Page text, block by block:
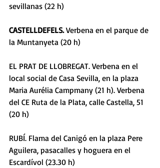
sevillanas (22 h)
CASTELLDEFELS. Verbena en el parque de
la Muntanyeta (20 h)
EL PRAT DE LLOBREGAT. Verbena en el
local social de Casa Sevilla, en la plaza
Maria Aurélia Campmany (21 h). Verbena
del CE Ruta de la Plata, calle Castella, 51
(20 h)
RUBÍ. Flama del Canigó en la plaza Pere
Aguilera, pasacalles y hoguera en el
Escardívol (23.30 h)